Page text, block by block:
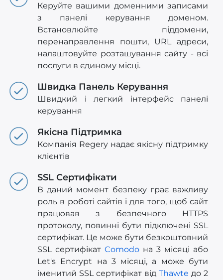
Керуйте вашими доменними записами
з панелі керування доменом.
Встановлюйте піддомени,
перенаправлення пошти, URL адреси,
налаштовуйте розташування сайту - всі
послуги в єдиному місці.
Швидка Панель Керування
Швидкий і легкий інтерфейс панелі
керування
Якісна Підтримка
Компанія Regery надає якісну підтримку
клієнтів
SSL Сертифікати
В даний момент безпеку грає важливу
роль в роботі сайтів і для того, щоб сайт
працював з безпечного HTTPS
протоколу, повинні бути підключені SSL
сертифікат. Це може бути безкоштовний
SSL сертифікат Comodo на 3 місяці або
Let's Encrypt на 3 місяці, а може бути
іменитий SSL сертифікат від Thawte до 2